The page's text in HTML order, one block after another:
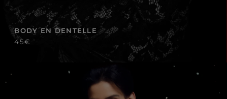
BODY EN DENTELLE
45€